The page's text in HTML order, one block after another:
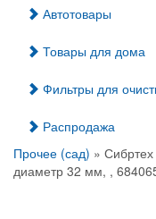
Автотовары
Товары для дома
Фильтры для
Распродажа
Прочее (сад) » Сибртех
диаметр 32 мм, ,